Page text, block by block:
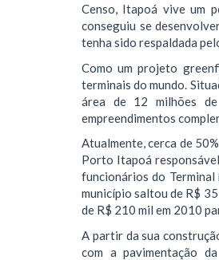
Censo, Itapoá vive um
conseguiu se
tenha sido respaldada
Como um projeto
terminais do mundo.
área de 12 milhões
empreendimentos
Atualmente, cerca de
Porto Itapoá
funcionários do Terminal
município saltou de R$
de R$ 210 mil em 2010
A partir da sua
com a pavimentação